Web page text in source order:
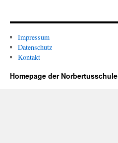
Impressum
Datenschutz
Kontakt
Homepage der Norbertusschule